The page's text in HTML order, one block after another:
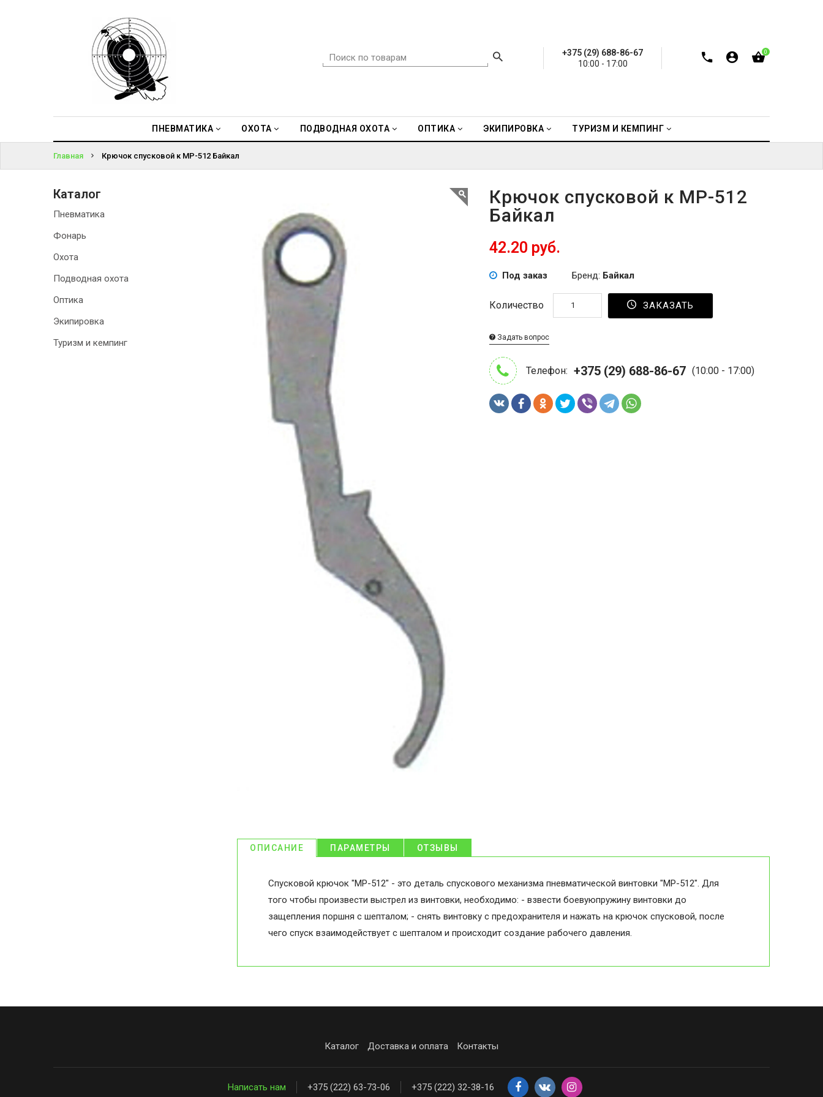
+375 (29) 688-86-67
10:00 - 17:00
0
ПНЕВМАТИКА ОХОТА ПОДВОДНАЯ ОХОТА ОПТИКА ЭКИПИРОВКА ТУРИЗМ И КЕМПИНГ
ЭКИПИРОВКА
ТУРИЗМ И
ВОЙТИ
ЗАБЫЛИ
ПАРОЛЬ?
Главная Крючок спусковой к МР-512 Байкал
Крючок спусковой к МР-512
Байкал
42.20 руб.
Под заказ Бренд: Байкал
Количество ЗАКАЗАТЬ
Задать вопрос
Телефон: +375 (29) 688-86-67 (10:00 - 17:00)
ОПИСАНИЕ ПАРАМЕТРЫ ОТЗЫВЫ
Спусковой крючок "МР-512" - это деталь спускового механизма пневматической винтовки "МР-512". Для
того чтобы произвести выстрел из винтовки, необходимо: - взвести боевуюпружину винтовки до
защепления поршня с шепталом; - снять винтовку с предохранителя и нажать на крючок спусковой, после
чего спуск взаимодействует с шепталом и происходит создание рабочего давления.
Каталог
Пневматика
Фонарь
Охота
Подводная охота
Оптика
Экипировка
Туризм и кемпинг
Каталог Доставка и оплата Контакты
Написать нам +375 (222) 63-73-06 +375 (222) 32-38-16